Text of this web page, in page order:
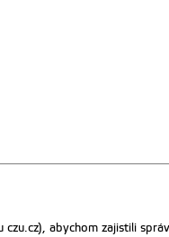
abychom zajistili